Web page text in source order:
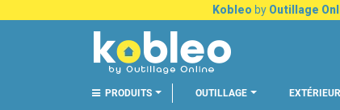
Kobleo by Outillage
PRODUITS OUTILLAGE